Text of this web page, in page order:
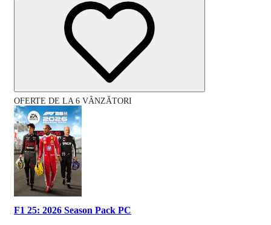
OFERTE DE LA 6 VÂNZĂTORI
F1 25: 2026 Season Pack PC